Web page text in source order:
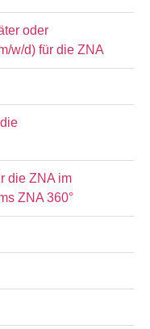
oder
w/d) für die ZNA
die ZNA im
ZNA 360°